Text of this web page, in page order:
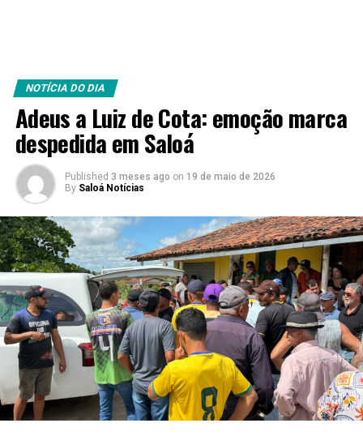
NOTÍCIA DO DIA
Adeus a Luiz de Cota: emoção marca
despedida em Saloá
Published 3 meses ago on 19 de maio de 2026
By Saloá Notícias